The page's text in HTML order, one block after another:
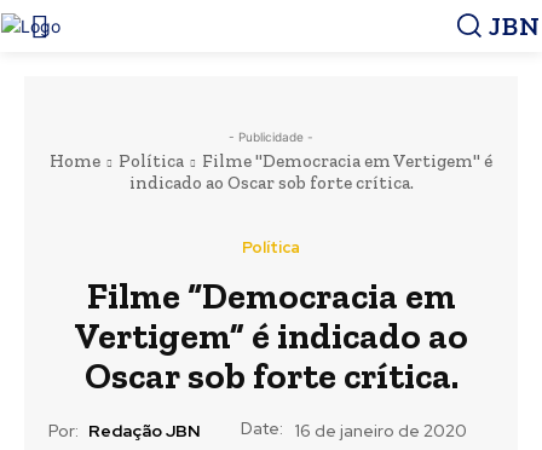
JBN
- Publicidade -
Home Política
Filme "Democracia em Vertigem" é
indicado ao Oscar sob forte crítica.
Política
Filme “Democracia em
Vertigem” é indicado ao
Oscar sob forte crítica.
Por: Redação JBN Date: 16 de janeiro de 2020